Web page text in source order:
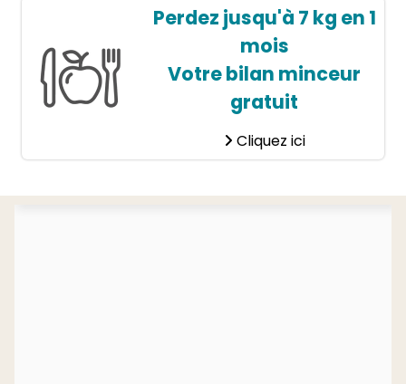
Perdez jusqu'à 7 kg en 1
mois
Votre bilan minceur
gratuit
Cliquez ici